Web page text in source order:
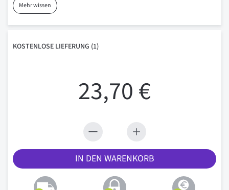
Mehr wissen
KOSTENLOSE LIEFERUNG (1)
23,70 €
IN DEN WARENKORB